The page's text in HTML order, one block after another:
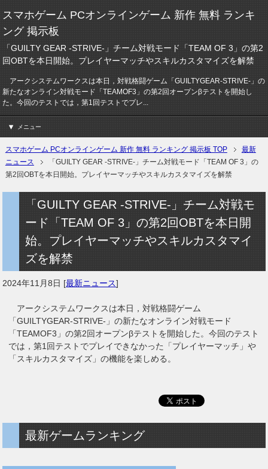
スマホゲーム PCオンラインゲーム 新作 無料 ランキ
ング 掲示板
「GUILTY GEAR -STRIVE-」チーム対戦モード「TEAM OF 3」の第2
回OBTを本日開始。プレイヤーマッチやスキルカスタマイズを解禁
アークシステムワークスは本日，対戦格闘ゲーム「GUILTYGEAR-STRIVE-」の
新たなオンライン対戦モード「TEAMOF3」の第2回オープンβテストを開始し
た。今回のテストでは，第1回テストでプレ...
メニュー
スマホゲーム PCオンラインゲーム 新作 無料 ランキング 掲示板 TOP
最新
ニュース
「GUILTY GEAR -STRIVE-」チーム対戦モード「TEAM OF 3」の
第2回OBTを本日開始。プレイヤーマッチやスキルカスタマイズを解禁
「GUILTY GEAR -STRIVE-」チーム対戦モ
ード「TEAM OF 3」の第2回OBTを本日開
始。プレイヤーマッチやスキルカスタマイ
ズを解禁
2024年11月8日 [最新ニュース]
アークシステムワークスは本日，対戦格闘ゲーム
「GUILTYGEAR-STRIVE-」の新たなオンライン対戦モード
「TEAMOF3」の第2回オープンβテストを開始した。今回のテスト
では，第1回テストでプレイできなかった「プレイヤーマッチ」や
「スキルカスタマイズ」の機能を楽しめる。
最新ゲームランキング